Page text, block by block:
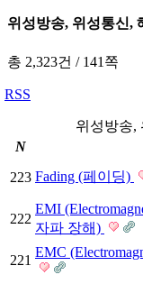
위성방송, 위성통신,
총 2,323건 /141쪽
RSS
위성방송,
N
223 Fading (페이딩)
222
EMI
자파 장해)
221
EMC